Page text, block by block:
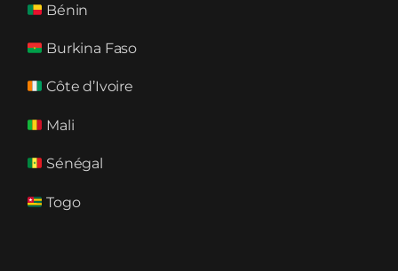
Bénin
Burkina Faso
Côte d’Ivoire
Mali
Sénégal
Togo